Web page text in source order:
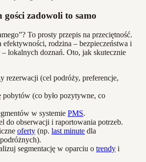
zadowoli to samo
To prosty przepis na przeciętność.
efektywności, rodzina – bezpieczeństwa i
lokalnych doznań. Oto, jak skutecznie
rezerwacji (cel podróży, preferencje,
(co było pozytywne, co
w systemie PMS.
do obserwacji i raportowania potrzeb.
oferty (np. last minute dla
segmentację w oparciu o trendy i